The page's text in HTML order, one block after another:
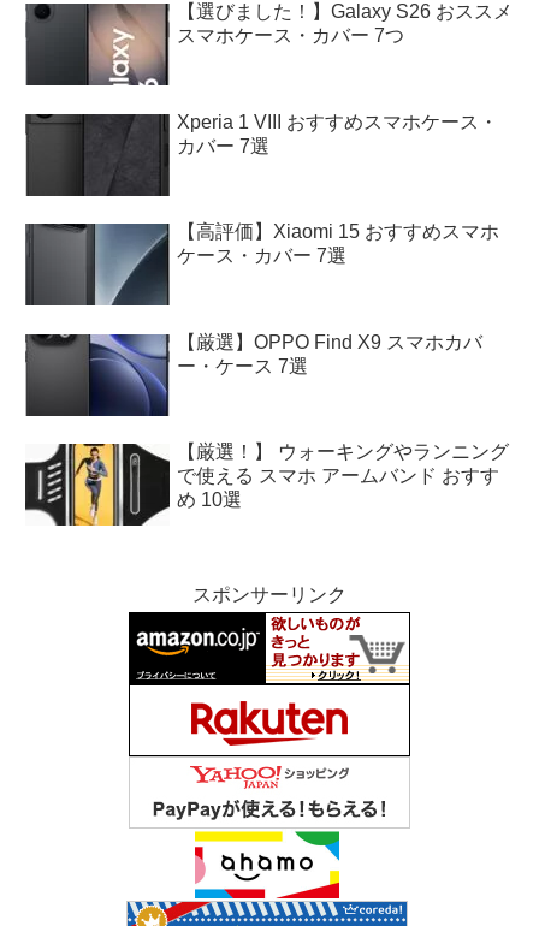
【選びました！】Galaxy S26 おススメ
スマホケース・カバー 7つ
Xperia 1 VIII おすすめスマホケース・
カバー 7選
【高評価】Xiaomi 15 おすすめスマホ
ケース・カバー 7選
【厳選】OPPO Find X9 スマホカバ
ー・ケース 7選
【厳選！】 ウォーキングやランニング
で使える スマホ アームバンド おすす
め 10選
スポンサーリンク